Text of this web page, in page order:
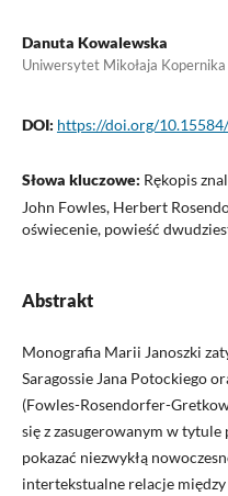
Danuta Kowalewska
Uniwersytet Mikołaja
DOI: https://doi.org/
Słowa kluczowe: Rękopis
John Fowles, Herbert
oświecenie, powieść
Abstrakt
Monografia Marii Janoszki
Saragossie Jana Potockiego
(Fowles-Rosendorfer-
się z zasugerowanym w tytule
pokazać niezwykłą
intertekstualne relacje